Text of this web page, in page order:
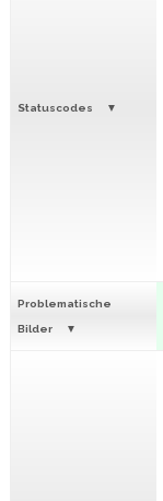
Statuscodes
Problematische
Bilder